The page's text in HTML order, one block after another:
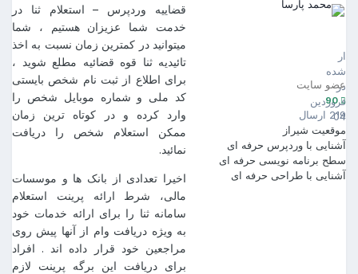
ارسال
شده
در
فروردین
04
عضو سایت
90
219 ارسال
موقعیت شیراز
آشنایی با وردپرس حرفه ای
سطح برنامه نویسی حرفه ای
آشنایی با طراحی حرفه ای
قضاییه وردپرس – استعلام ثنا در
خدمت شما عزیزان هستیم ، شما
میتوانید در کمترین زمان نسبت به اخذ
تائیدیه ثنا قوه قضائیه مطلع شوید ،
برای اطلاع از ثبت نام شخص بایستی
کد ملی و شماره موبایل شخص را
وارد کرده و در کوتاه ترین زمان
ممکن استعلام شخص را دریافت
نمائید.
اخیرا تعدادی از بانک ها و موسسات
مالی، شرط ارائه پرینت استعلام
سامانه ثنا را برای ارائه خدمات خود
به ویژه دریافت وام از آنها پیش روی
مراجعین خود قرار داده اند . افراد
برای دریافت این برگه پرینت لازم